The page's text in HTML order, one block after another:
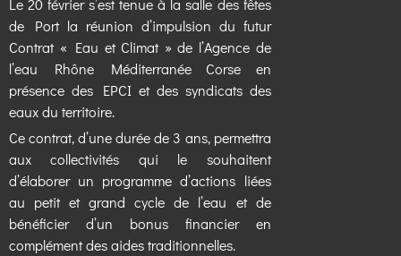
Le 20 février s’est tenue à la salle des fêtes
de Port la réunion d’impulsion du futur
Contrat « Eau et Climat » de l’Agence de
l’eau Rhône Méditerranée Corse en
présence des EPCI et des syndicats des
eaux du territoire.
Ce contrat, d’une durée de 3 ans, permettra
aux collectivités qui le souhaitent
d’élaborer un programme d’actions liées
au petit et grand cycle de l’eau et de
bénéficier d’un bonus financier en
complément des aides traditionnelles.